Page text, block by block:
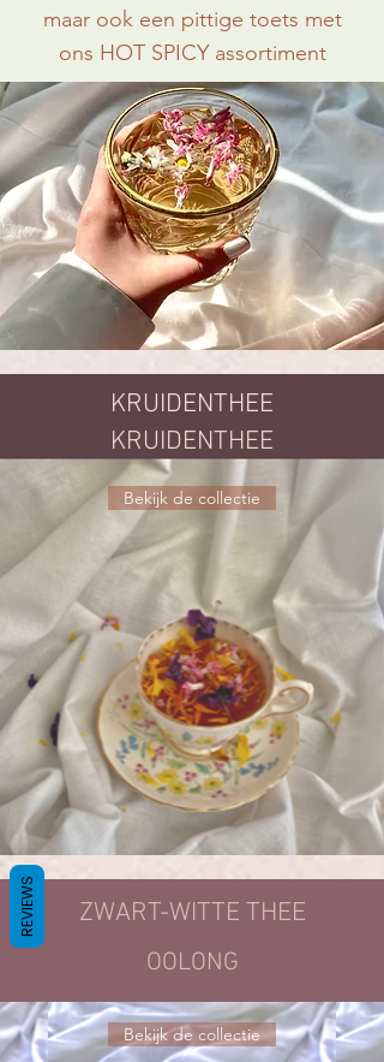
maar ook een pittige toets met
ons HOT SPICY assortiment
KRUIDENTHEE
KRUIDENTHEE
Bekijk de collectie
ZWART-WITTE THEE
OOLONG
Bekijk de collectie
REVIEWS